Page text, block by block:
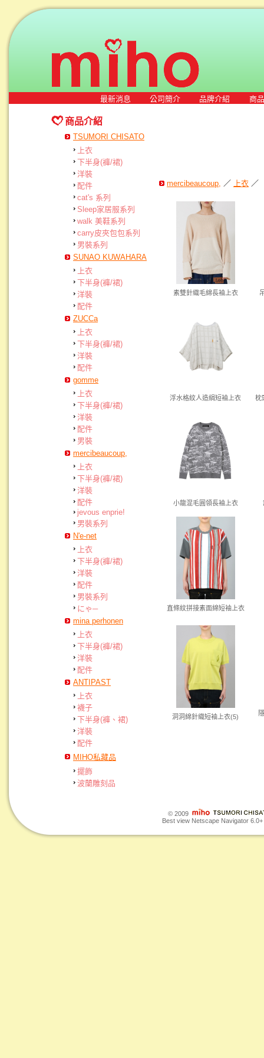
最新消息 公司簡介 品牌介紹 商
商品介紹
TSUMORI CHISATO
上衣
下半身(褲/裙)
洋裝
配件
cat's 系列
Sleep家居服系列
walk 美鞋系列
carry皮夾包包系列
男裝系列
SUNAO KUWAHARA
上衣
下半身(褲/裙)
洋裝
配件
ZUCCa
上衣
下半身(褲/裙)
洋裝
配件
gomme
上衣
下半身(褲/裙)
洋裝
配件
男裝
mercibeaucoup,
上衣
下半身(褲/裙)
洋裝
配件
jevous enprie!
男裝系列
N'e-net
上衣
下半身(褲/裙)
洋裝
配件
男裝系列
にゃ─
mina perhonen
上衣
下半身(褲/裙)
洋裝
配件
ANTIPAST
上衣
襪子
下半身(褲、裙)
洋裝
配件
MIHO私藏品
擺飾
波蘭雕刻品
mercibeaucoup, ／ 上衣 ／
素雙針織毛綿長袖上衣
浮水格紋人造絹短袖上衣 枕
小龍混毛圓領長袖上衣
直條紋拼接素面綿短袖上衣
洞洞綿針織短袖上衣(5)
© 2009
Best view Netscape Navigator